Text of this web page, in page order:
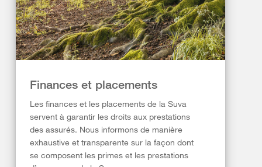
Finances et placements
Les finances et les placements de la Suva
servent à garantir les droits aux prestations
des assurés. Nous informons de manière
exhaustive et transparente sur la façon dont
se composent les primes et les prestations